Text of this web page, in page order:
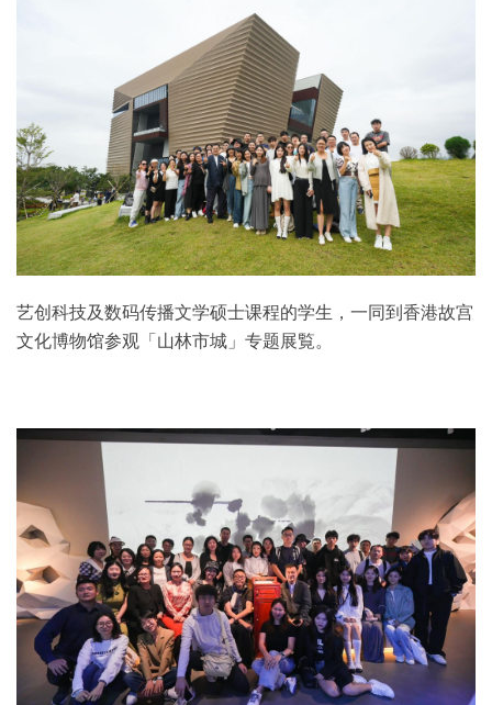
艺创科技及数码传播文学硕士课程的学生，一同到香港故宫
文化博物馆参观「山林市城」专题展覧。